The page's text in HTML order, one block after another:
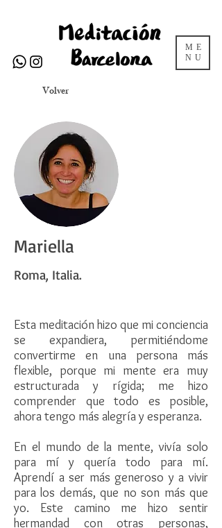
ME
NU
Volver
Mariella
Roma, Italia.
Esta meditación hizo que mi conciencia
se expandiera, permitiéndome
convertirme en una persona más
flexible, porque mi mente era muy
estructurada y rígida; me hizo
comprender que todo es posible,
ahora tengo más alegría y esperanza.
En el mundo de la mente, vivía solo
para mí y quería todo para mí.
Aprendí a ser más generoso y a vivir
para los demás, que no son más que
yo. Este camino me hizo sentir
hermandad con otras personas,